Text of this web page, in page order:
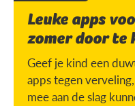
Leuke apps
zomer door te
Geef je kind een
apps tegen
mee aan de slag